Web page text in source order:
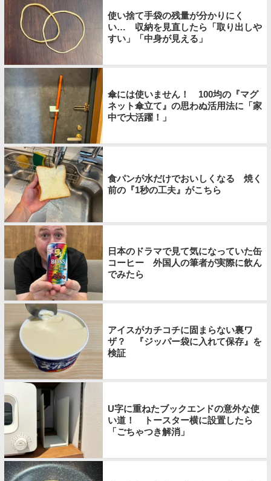
使い捨て手袋の残量が分かりにく
い… 収納を見直したら「取り出しや
すい」「中身が見える」
傘には使いません！ 100均の『マグ
ネット傘立て』の思わぬ活用法に「家
中で大活躍！」
食パンが水だけでおいしくなる 焼く
前の『1秒の工夫』がこちら
日本のドラマで見て気になっていた缶
コーヒー 外国人の筆者が実際に飲ん
でみたら
アイスがカチコチに固まらない裏ワ
ザ？ 『ジッパー袋に入れて保存』を
検証
U字に重ねたブックエンドの意外な使
い道！ トースター横に設置したら
「ごちゃつき解消」